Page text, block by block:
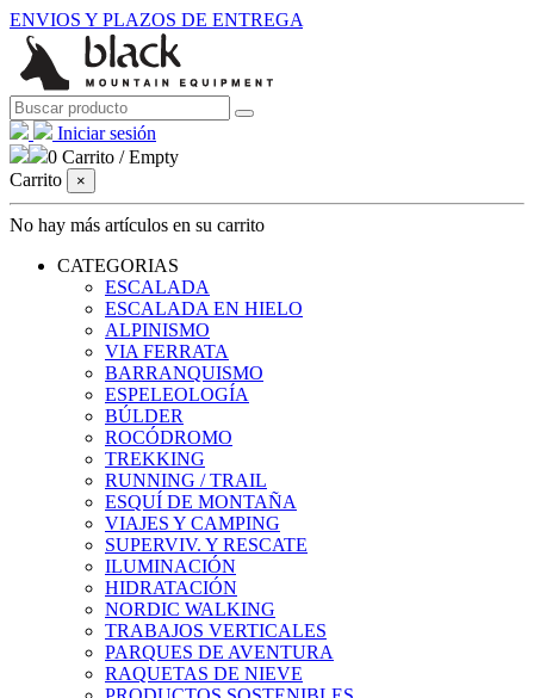
ENVIOS Y PLAZOS DE ENTREGA
Iniciar sesión
0 Carrito /Empty
Carrito
×
No hay más artículos en su carrito
CATEGORIAS
ESCALADA
ESCALADA EN HIELO
ALPINISMO
VIA FERRATA
BARRANQUISMO
ESPELEOLOGÍA
BÚLDER
ROCÓDROMO
TREKKING
RUNNING / TRAIL
ESQUÍ DE MONTAÑA
VIAJES Y CAMPING
SUPERVIV. Y RESCATE
ILUMINACIÓN
HIDRATACIÓN
NORDIC WALKING
TRABAJOS VERTICALES
PARQUES DE AVENTURA
RAQUETAS DE NIEVE